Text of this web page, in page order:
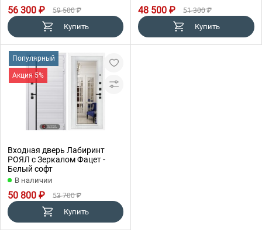
56 300 ₽ 59 500 ₽
Купить
48 500 ₽ 51 300 ₽
Купить
Популярный
Акция 5%
Входная дверь Лабиринт
РОЯЛ с Зеркалом Фацет -
Белый софт
В наличии
50 800 ₽ 53 700 ₽
Купить